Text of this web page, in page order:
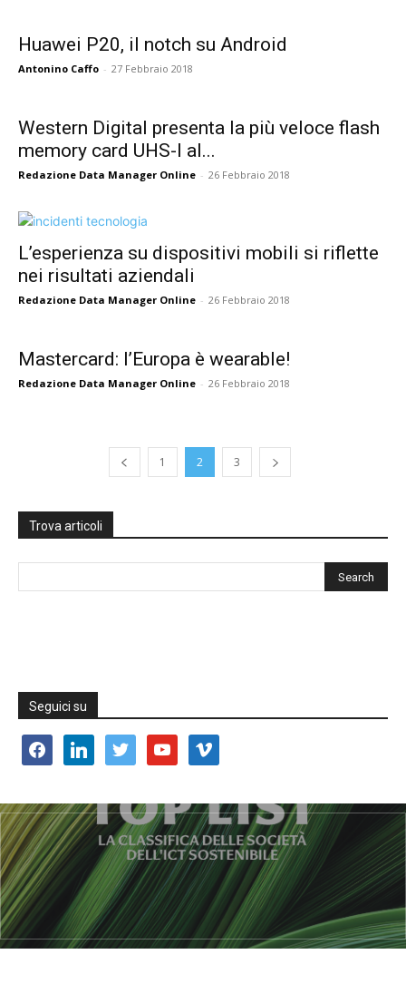
Huawei P20, il notch su Android
Antonino Caffo - 27 Febbraio 2018
Western Digital presenta la più veloce flash
memory card UHS-I al...
Redazione Data Manager Online - 26 Febbraio 2018
L’esperienza su dispositivi mobili si riflette
nei risultati aziendali
Redazione Data Manager Online - 26 Febbraio 2018
Mastercard: l’Europa è wearable!
Redazione Data Manager Online - 26 Febbraio 2018
1 2 3
Trova articoli
Seguici su
facebooklinkedin twitter youtube vimeo